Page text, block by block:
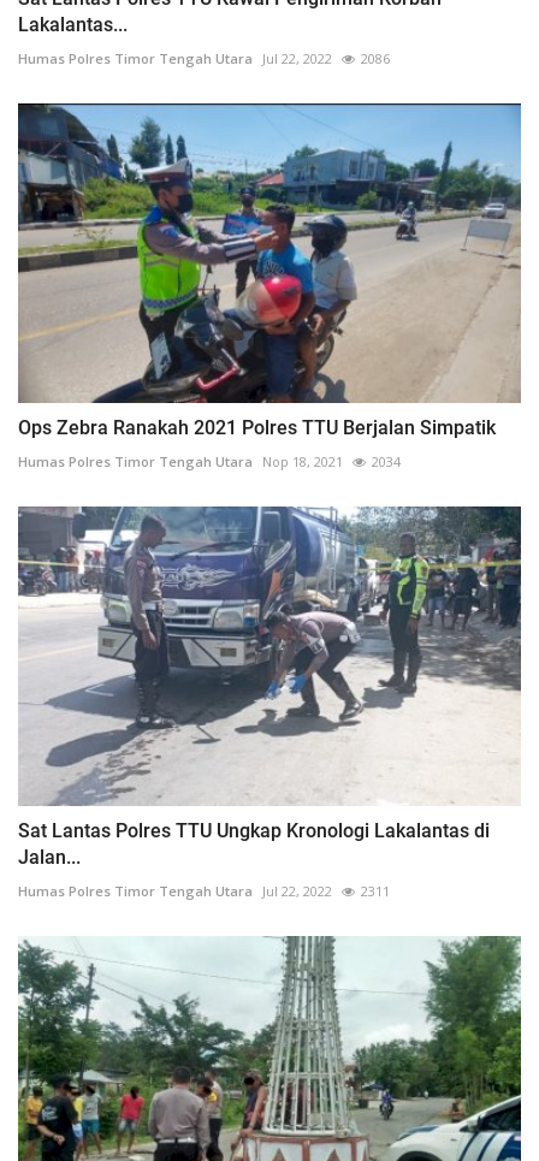
Lakalantas...
Humas Polres Timor Tengah Utara Jul 22, 2022 2086
Ops Zebra Ranakah 2021 Polres TTU Berjalan Simpatik
Humas Polres Timor Tengah Utara Nop 18, 2021 2034
Sat Lantas Polres TTU Ungkap Kronologi Lakalantas di
Jalan...
Humas Polres Timor Tengah Utara Jul 22, 2022 2311